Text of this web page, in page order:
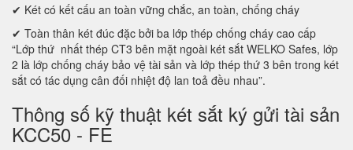
✔ Két có kết cấu an toàn vững chắc, an toàn, chống cháy
✔ Toàn thân két đúc đặc bởi ba lớp thép chống cháy cao cấp
“Lớp thứ nhất thép CT3 bên mặt ngoài két sắt WELKO Safes, lớp
2 là lớp chống cháy bảo vệ tài sản và lớp thép thứ 3 bên trong két
sắt có tác dụng cân đối nhiệt độ lan toả đều nhau”.
Thông số kỹ thuật két sắt ký gửi tài sản
KCC50 - FE